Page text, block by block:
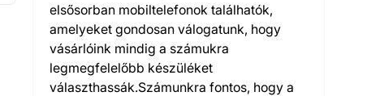
elsősorban mobiltelefonok találhatók,
amelyeket gondosan válogatunk, hogy
vásárlóink mindig a számukra
legmegfelelőbb készüléket
választhassák.Számunkra fontos, hogy a